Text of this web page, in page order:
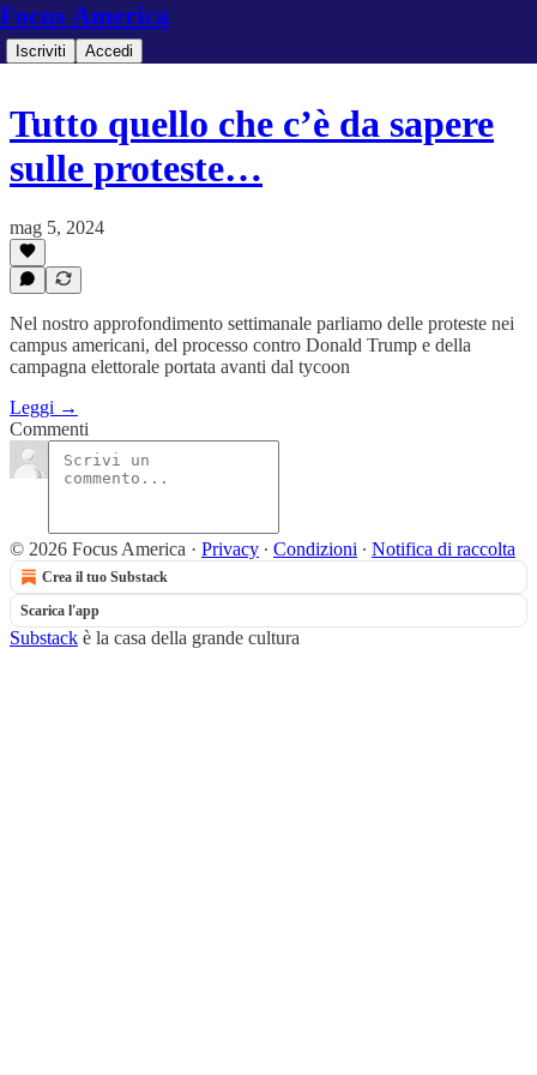
Focus America
Iscriviti Accedi
Tutto quello che c’è da sapere
sulle proteste…
mag 5, 2024
Nel nostro approfondimento settimanale parliamo delle proteste nei
campus americani, del processo contro Donald Trump e della
campagna elettorale portata avanti dal tycoon
Leggi →
Commenti
© 2026 Focus America · Privacy ∙ Condizioni ∙ Notifica di raccolta
Crea il tuo Substack
Scarica l'app
Substack è la casa della grande cultura